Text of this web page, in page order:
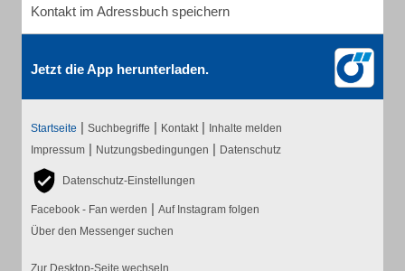
Kontakt im Adressbuch speichern
Jetzt die App herunterladen.
Startseite | Suchbegriffe | Kontakt | Inhalte melden
Impressum | Nutzungsbedingungen | Datenschutz
Datenschutz-Einstellungen
Facebook - Fan werden | Auf Instagram folgen
Über den Messenger suchen
Zur Desktop-Seite wechseln